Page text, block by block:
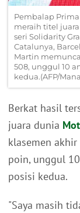
Pembalap
meraih titel
seri Solidarity
Catalunya,
Martin
508, unggul 10
kedua.(AFP/
Berkat hasil
juara dunia
klasemen
poin, unggul
posisi kedua.
"Saya masih